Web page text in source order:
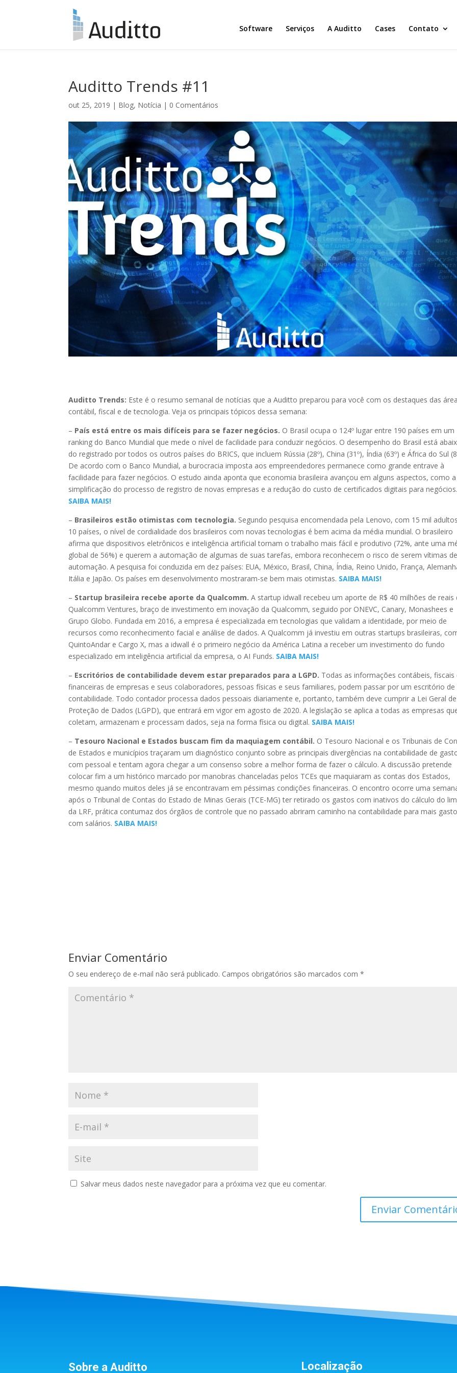
Software Serviços A Auditto Cases Contato
Auditto Trends #11
out 25, 2019 | Blog, Notícia | 0 Comentários
Auditto Trends: Este é o resumo semanal de notícias que a Auditto preparou para você com os destaques das
contábil, fiscal e de tecnologia. Veja os principais tópicos dessa semana:
– País está entre os mais difíceis para se fazer negócios. O Brasil ocupa o 124º lugar entre 190 países em um
ranking do Banco Mundial que mede o nível de facilidade para conduzir negócios. O desempenho do Brasil está
do registrado por todos os outros países do BRICS, que incluem Rússia (28º), China (31º), Índia (63º) e África do Sul
De acordo com o Banco Mundial, a burocracia imposta aos empreendedores permanece como grande entrave à
facilidade para fazer negócios. O estudo ainda aponta que economia brasileira avançou em alguns aspectos, como a
simplificação do processo de registro de novas empresas e a redução do custo de certificados digitais para negócios.
SAIBA MAIS!
– Brasileiros estão otimistas com tecnologia. Segundo pesquisa encomendada pela Lenovo, com 15 mil
10 países, o nível de cordialidade dos brasileiros com novas tecnologias é bem acima da média mundial. O brasileiro
afirma que dispositivos eletrônicos e inteligência artificial tornam o trabalho mais fácil e produtivo (72%, ante uma
global de 56%) e querem a automação de algumas de suas tarefas, embora reconhecem o risco de serem vítimas
automação. A pesquisa foi conduzida em dez países: EUA, México, Brasil, China, Índia, Reino Unido, França,
Itália e Japão. Os países em desenvolvimento mostraram-se bem mais otimistas. SAIBA MAIS!
– Startup brasileira recebe aporte da Qualcomm. A startup idwall recebeu um aporte de R$ 40 milhões de reais
Qualcomm Ventures, braço de investimento em inovação da Qualcomm, seguido por ONEVC, Canary, Monashees e
Grupo Globo. Fundada em 2016, a empresa é especializada em tecnologias que validam a identidade, por meio de
recursos como reconhecimento facial e análise de dados. A Qualcomm já investiu em outras startups brasileiras,
QuintoAndar e Cargo X, mas a idwall é o primeiro negócio da América Latina a receber um investimento do fundo
especializado em inteligência artificial da empresa, o AI Funds. SAIBA MAIS!
– Escritórios de contabilidade devem estar preparados para a LGPD. Todas as informações contábeis, fiscais
financeiras de empresas e seus colaboradores, pessoas físicas e seus familiares, podem passar por um escritório de
contabilidade. Todo contador processa dados pessoais diariamente e, portanto, também deve cumprir a Lei Geral de
Proteção de Dados (LGPD), que entrará em vigor em agosto de 2020. A legislação se aplica a todas as empresas
coletam, armazenam e processam dados, seja na forma física ou digital. SAIBA MAIS!
– Tesouro Nacional e Estados buscam fim da maquiagem contábil. O Tesouro Nacional e os Tribunais de
de Estados e municípios traçaram um diagnóstico conjunto sobre as principais divergências na contabilidade de
com pessoal e tentam agora chegar a um consenso sobre a melhor forma de fazer o cálculo. A discussão pretende
colocar fim a um histórico marcado por manobras chanceladas pelos TCEs que maquiaram as contas dos Estados,
mesmo quando muitos deles já se encontravam em péssimas condições financeiras. O encontro ocorre uma
após o Tribunal de Contas do Estado de Minas Gerais (TCE-MG) ter retirado os gastos com inativos do cálculo do
da LRF, prática contumaz dos órgãos de controle que no passado abriram caminho na contabilidade para mais
com salários. SAIBA MAIS!
Enviar Comentário
O seu endereço de e-mail não será publicado. Campos obrigatórios são marcados com*
Salvar meus dados neste navegador para a próxima vez que eu comentar.
Sobre a Auditto Localização